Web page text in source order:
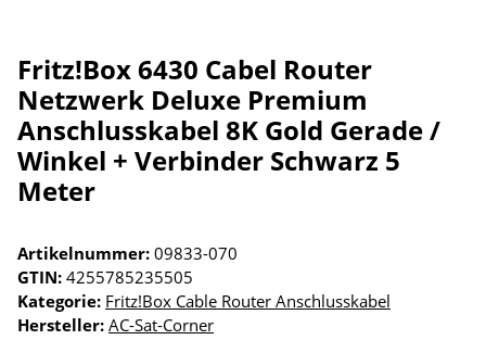
Fritz!Box 6430 Cabel Router
Netzwerk Deluxe Premium
Anschlusskabel 8K Gold Gerade /
Winkel + Verbinder Schwarz 5
Meter
Artikelnummer: 09833-070
GTIN: 4255785235505
Kategorie: Fritz!Box Cable Router Anschlusskabel
Hersteller: AC-Sat-Corner